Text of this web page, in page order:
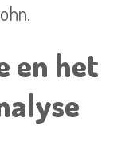
en het